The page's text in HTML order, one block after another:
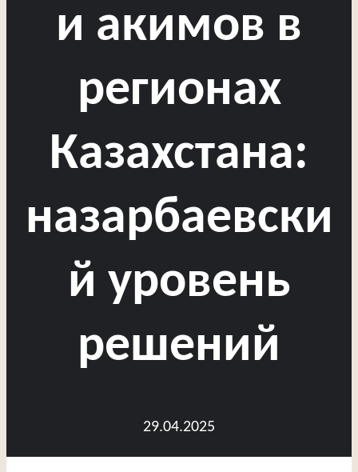
и акимов в
регионах
Казахстана:
назарбаевски
й уровень
решений
29.04.2025